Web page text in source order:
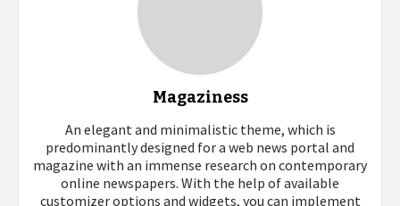
Magaziness
An elegant and minimalistic theme, which is
predominantly designed for a web news portal and
magazine with an immense research on contemporary
online newspapers. With the help of available
customizer options and widgets, you can implement